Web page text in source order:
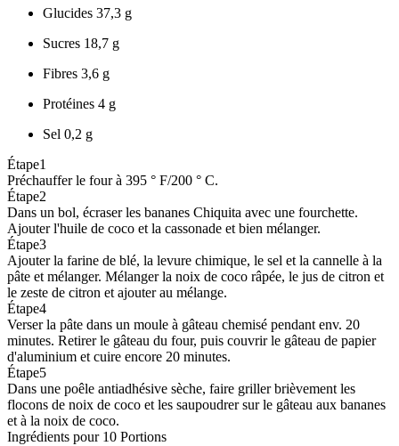
Glucides 37,3 g
Sucres 18,7 g
Fibres 3,6 g
Protéines 4 g
Sel 0,2 g
Étape1
Préchauffer le four à 395 ° F/200 ° C.
Étape2
Dans un bol, écraser les bananes Chiquita avec une fourchette.
Ajouter l'huile de coco et la cassonade et bien mélanger.
Étape3
Ajouter la farine de blé, la levure chimique, le sel et la cannelle à la
pâte et mélanger. Mélanger la noix de coco râpée, le jus de citron et
le zeste de citron et ajouter au mélange.
Étape4
Verser la pâte dans un moule à gâteau chemisé pendant env. 20
minutes. Retirer le gâteau du four, puis couvrir le gâteau de papier
d'aluminium et cuire encore 20 minutes.
Étape5
Dans une poêle antiadhésive sèche, faire griller brièvement les
flocons de noix de coco et les saupoudrer sur le gâteau aux bananes
et à la noix de coco.
Ingrédients pour 10 Portions